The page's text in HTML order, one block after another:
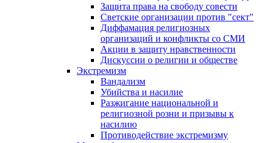
Защита права на свободу совести
Светские организации против "сект"
Диффамация религиозных
организаций и конфликты со СМИ
Акции в защиту нравственности
Дискуссии о религии и обществе
Экстремизм
Вандализм
Убийства и насилие
Разжигание национальной и
религиозной розни и призывы к
насилию
Противодействие экстремизму